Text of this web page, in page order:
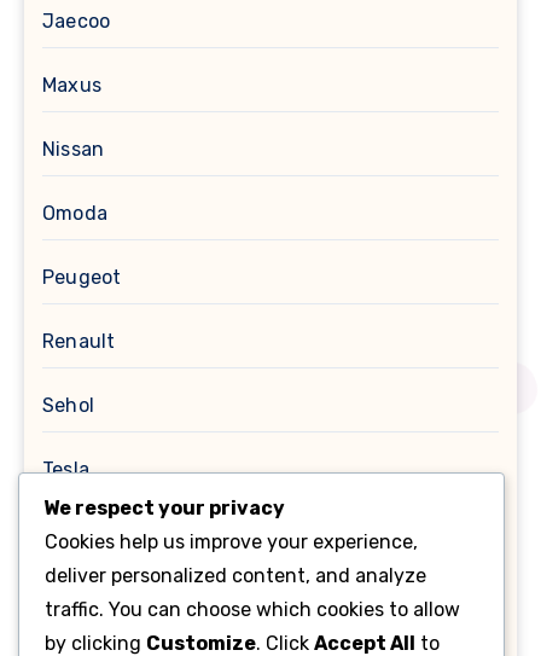
Jaecoo
Maxus
Nissan
Omoda
Peugeot
Renault
Sehol
Tesla
Toyota
Помилки OBD
We respect your privacy
Cookies help us improve your experience,
deliver personalized content, and analyze
traffic. You can choose which cookies to allow
by clicking Customize. Click Accept All to